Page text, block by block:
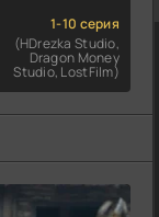
1-10 серия
(HDrezka Studio,
Dragon Money
Studio, LostFilm)